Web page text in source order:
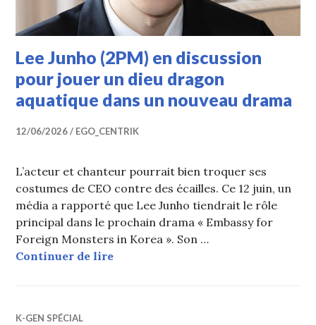
Lee Junho (2PM) en discussion
pour jouer un dieu dragon
aquatique dans un nouveau drama
12/06/2026 EGO_CENTRIK
L’acteur et chanteur pourrait bien troquer ses
costumes de CEO contre des écailles. Ce 12 juin, un
média a rapporté que Lee Junho tiendrait le rôle
principal dans le prochain drama « Embassy for
Foreign Monsters in Korea ». Son …
Continuer de lireLee Junho (2PM) en discussion
K-GEN SPÉCIAL